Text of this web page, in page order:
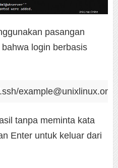
pasangan
login berbasis
tanpa meminta kata
Enter untuk keluar dari